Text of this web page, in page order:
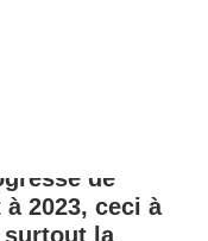
ventes de
de
2023, ceci à
surtout la